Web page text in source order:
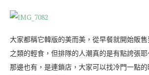
大家都稱它韓版的美而美，從早餐就開始販
之類的輕食，但排隊的人潮真的是有點誇張
那邊也有，是連鎖店，大家可以找冷門一點